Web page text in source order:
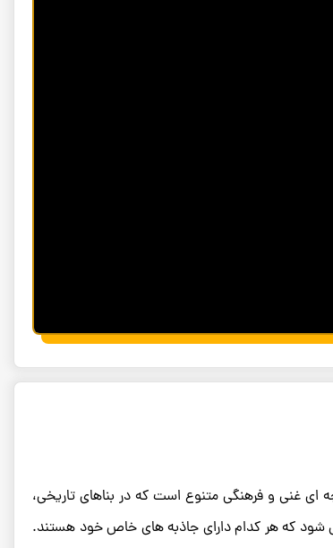
غنی و فرهنگی متنوع است که در بناهای تاریخی،
که هر کدام دارای جاذبه های خاص خود هستند.